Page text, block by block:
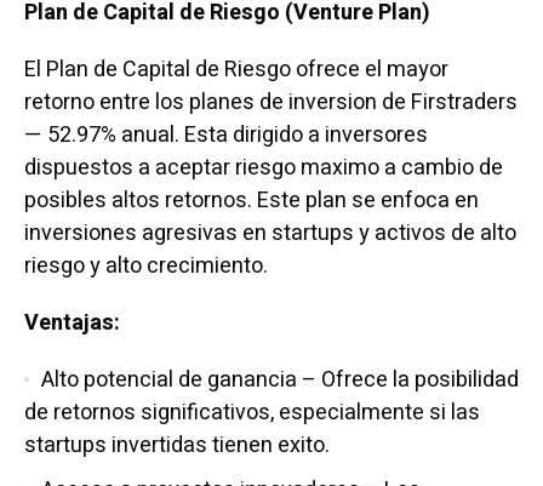
Plan de Capital de Riesgo (Venture Plan)
El Plan de Capital de Riesgo ofrece el mayor
retorno entre los planes de inversion de Firstraders
— 52.97% anual. Esta dirigido a inversores
dispuestos a aceptar riesgo maximo a cambio de
posibles altos retornos. Este plan se enfoca en
inversiones agresivas en startups y activos de alto
riesgo y alto crecimiento.
Ventajas:
Alto potencial de ganancia – Ofrece la posibilidad
de retornos significativos, especialmente si las
startups invertidas tienen exito.